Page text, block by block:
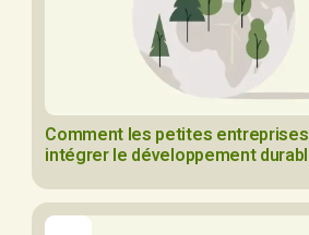
Comment les petites
intégrer le développement